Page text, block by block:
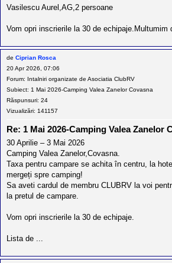
Vasilescu Aurel,AG,2 persoane
Vom opri inscrierile la 30 de echipaje.Multumim
de Ciprian Rosca
20 Apr 2026, 07:06
Forum:
Intalniri organizate de Asociatia ClubRV
Subiect: 1 Mai 2026-Camping Valea Zanelor Covasna
Răspunsuri: 24
Vizualizări: 141157
Re: 1 Mai 2026-Camping Valea Zanelor
30 Aprilie – 3 Mai 2026
Camping Valea Zanelor,Covasna.
Taxa pentru campare se achita în centru, la
mergeți spre camping!
Sa aveti cardul de membru CLUBRV la voi
la pretul de campare.
Vom opri inscrierile la 30 de echipaje.
Lista de ...